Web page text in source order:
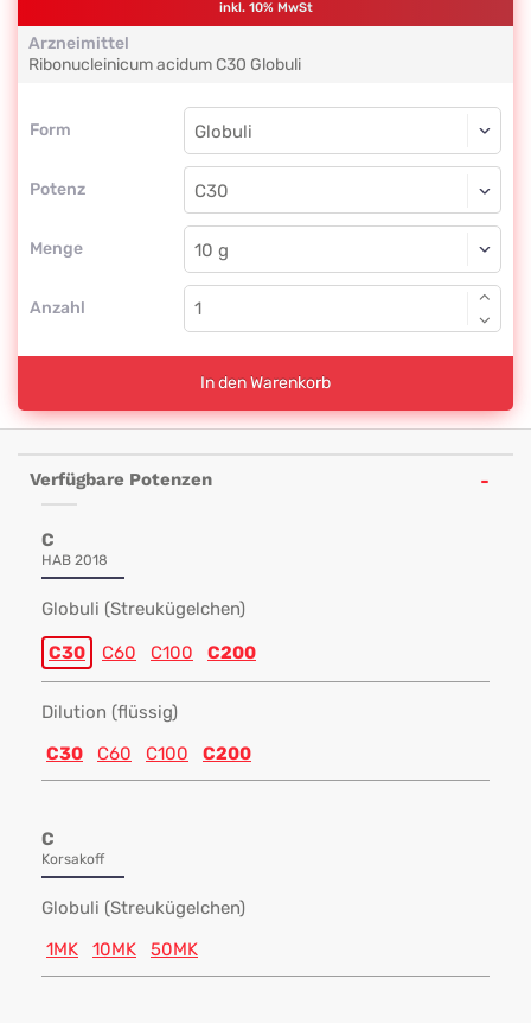
inkl. 10% MwSt
Arzneimittel
Ribonucleinicum acidum C30 Globuli
Form
Form
Potenz
Globuli
C30
Menge
Globuli
Anzahl
In den Warenkorb
Verfügbare Potenzen
C
HAB 2018
Globuli (Streukügelchen)
C30 C60 C100 C200
Dilution (flüssig)
C30
C60 C100 C200
C
Korsakoff
Globuli (Streukügelchen)
1MK
10MK 50MK